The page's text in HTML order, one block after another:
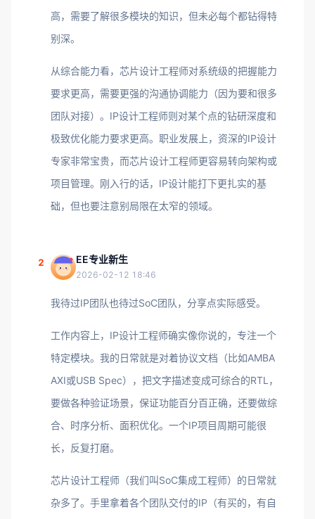
高，需要了解很多模块的知识，但未必每个都钻得特
别深。
从综合能力看，芯片设计工程师对系统级的把握能力
要求更高，需要更强的沟通协调能力（因为要和很多
团队对接）。IP设计工程师则对某个点的钻研深度和
极致优化能力要求更高。职业发展上，资深的IP设计
专家非常宝贵，而芯片设计工程师更容易转向架构或
项目管理。刚入行的话，IP设计能打下更扎实的基
础，但也要注意别局限在太窄的领域。
2 EE专业新生
2026-02-12 18:46
我待过IP团队也待过SoC团队，分享点实际感受。
工作内容上，IP设计工程师确实像你说的，专注一个
特定模块。我的日常就是对着协议文档（比如AMBA
AXI或USB Spec），把文字描述变成可综合的RTL，
要做各种验证场景，保证功能百分百正确，还要做综
合、时序分析、面积优化。一个IP项目周期可能很
长，反复打磨。
芯片设计工程师（我们叫SoC集成工程师）的日常就
杂多了。手里拿着各个团队交付的IP（有买的，有自